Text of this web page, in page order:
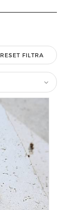
RESET FILTRA